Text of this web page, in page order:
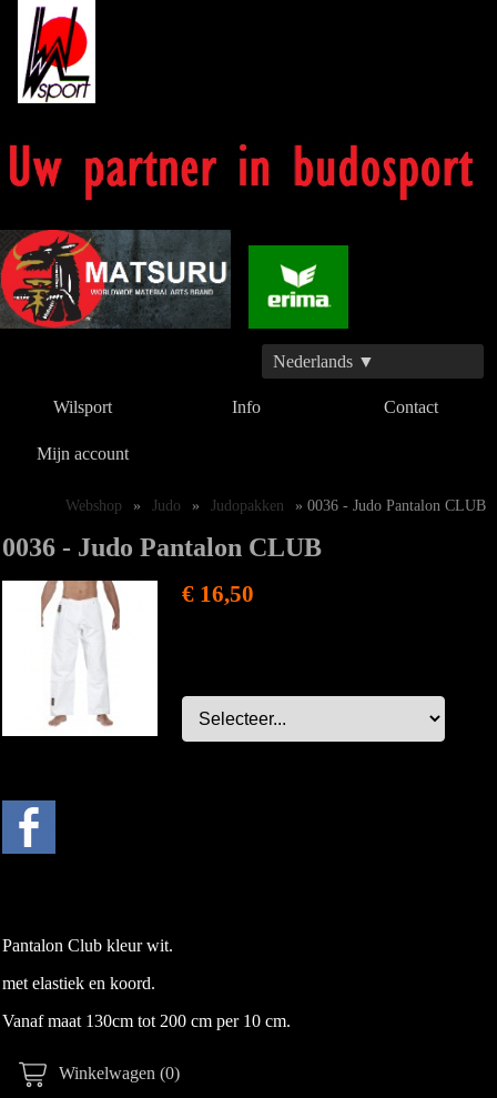
Nederlands ▼
Wilsport Info Contact
Mijn account
Winkelwagen (0)
Webshop » Judo » Judopakken » 0036 - Judo Pantalon CLUB
0036 - Judo Pantalon CLUB
€ 16,50
Pantalon Club kleur wit.
met elastiek en koord.
Vanaf maat 130cm tot 200 cm per 10 cm.